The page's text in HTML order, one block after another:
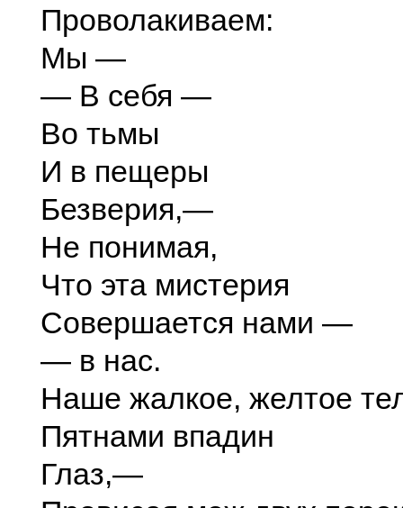
Проволакиваем:
Мы —
— В себя —
Во тьмы
И в пещеры
Безверия,—
Не понимая,
Что эта мистерия
Совершается нами —
— в нас.
Наше жалкое, желтое
Пятнами впадин
Глаз,—